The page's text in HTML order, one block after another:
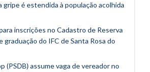
gripe é estendida à população acolhida
inscrições no Cadastro de Reserva
graduação do IFC de Santa Rosa do
(PSDB) assume vaga de vereador no